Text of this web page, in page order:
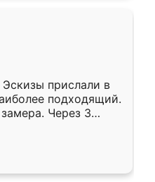
Эскизы прислали в
подходящий.
Через 3
Остались
Ренессанс
работу!